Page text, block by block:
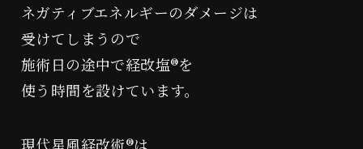
ネガティブエネルギーのダメージは
受けてしまうので
施術日の途中で経改塩®︎を
使う時間を設けています。
現代星風経改術®︎は